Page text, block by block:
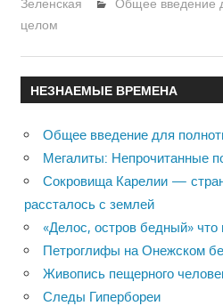
Зеленская
Общее введение
целом
НЕЗНАЕМЫЕ ВРЕМЕНА
Общее введение для
Мегалиты: Непрочитанные
Сокровища Карелии —
рассталось с землей
«Делос, остров бедный» что
Петроглифы на Онежском
Живопись пещерного
Следы Гипербореи